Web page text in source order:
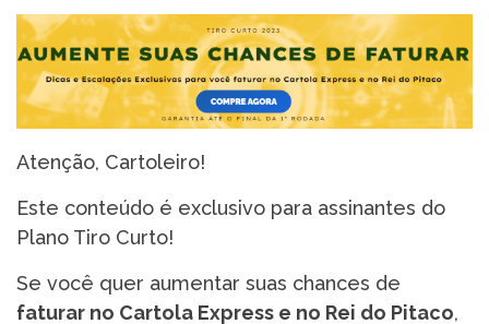
Atenção, Cartoleiro!
Este conteúdo é exclusivo para assinantes do
Plano Tiro Curto!
Se você quer aumentar suas chances de
faturar no Cartola Express e no Rei do Pitaco,